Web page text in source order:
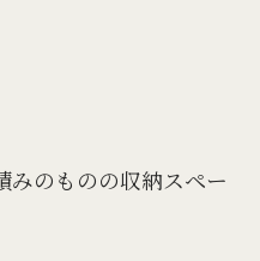
みのものの収納スペー